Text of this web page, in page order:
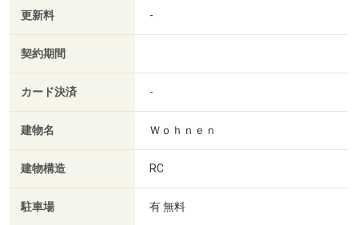
更新料 -
契約期間
カード決済 -
建物名 Ｗｏｈｎｅｎ
建物構造 RC
駐車場 有 無料